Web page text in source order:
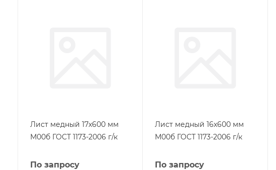
Лист медный 17х600 мм
М00б ГОСТ 1173-2006 г/к
По запросу
Лист медный 16х600 мм
М00б ГОСТ 1173-2006 г/к
По запросу